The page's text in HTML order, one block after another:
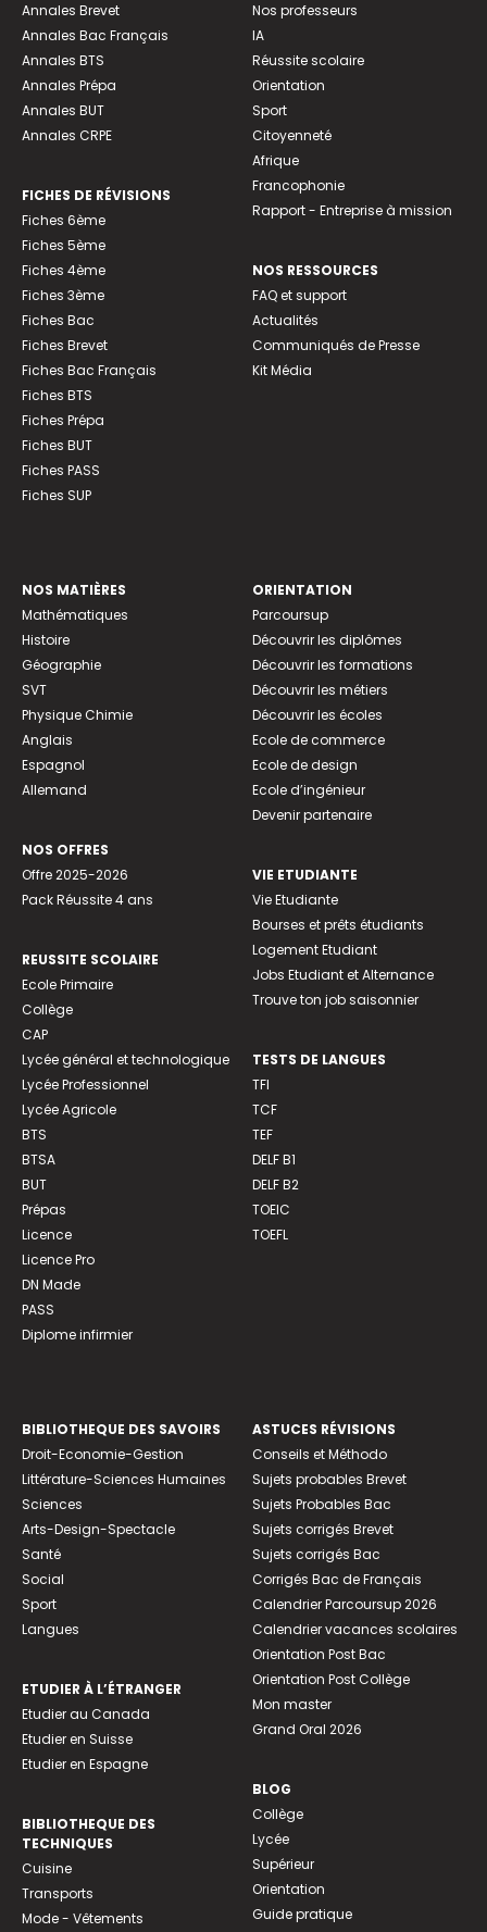
Annales Brevet
Annales Bac Français
Annales BTS
Annales Prépa
Annales BUT
Annales CRPE
FICHES DE RÉVISIONS
Fiches 6ème
Fiches 5ème
Fiches 4ème
Fiches 3ème
Fiches Bac
Fiches Brevet
Fiches Bac Français
Fiches BTS
Fiches Prépa
Fiches BUT
Fiches PASS
Fiches SUP
Nos professeurs
IA
Réussite scolaire
Orientation
Sport
Citoyenneté
Afrique
Francophonie
Rapport - Entreprise à mission
NOS RESSOURCES
FAQ et support
Actualités
Communiqués de Presse
Kit Média
NOS MATIÈRES
Mathématiques
Histoire
Géographie
SVT
Physique Chimie
Anglais
Espagnol
Allemand
NOS OFFRES
Offre 2025-2026
Pack Réussite 4 ans
REUSSITE SCOLAIRE
Ecole Primaire
Collège
CAP
Lycée général et technologique
Lycée Professionnel
Lycée Agricole
BTS
BTSA
BUT
Prépas
Licence
Licence Pro
DN Made
PASS
Diplome infirmier
ORIENTATION
Parcoursup
Découvrir les diplômes
Découvrir les formations
Découvrir les métiers
Découvrir les écoles
Ecole de commerce
Ecole de design
Ecole d’ingénieur
Devenir partenaire
VIE ETUDIANTE
Vie Etudiante
Bourses et prêts étudiants
Logement Etudiant
Jobs Etudiant et Alternance
Trouve ton job saisonnier
TESTS DE LANGUES
TFI
TCF
TEF
DELF B1
DELF B2
TOEIC
TOEFL
BIBLIOTHEQUE DES SAVOIRS
Droit-Economie-Gestion
Littérature-Sciences Humaines
Sciences
Arts-Design-Spectacle
Santé
Social
Sport
Langues
ETUDIER À L’ÉTRANGER
Etudier au Canada
Etudier en Suisse
Etudier en Espagne
BIBLIOTHEQUE DES
TECHNIQUES
Cuisine
Transports
Mode - Vêtements
ASTUCES RÉVISIONS
Conseils et Méthodo
Sujets probables Brevet
Sujets Probables Bac
Sujets corrigés Brevet
Sujets corrigés Bac
Corrigés Bac de Français
Calendrier Parcoursup 2026
Calendrier vacances scolaires
Orientation Post Bac
Orientation Post Collège
Mon master
Grand Oral 2026
BLOG
Collège
Lycée
Supérieur
Orientation
Guide pratique